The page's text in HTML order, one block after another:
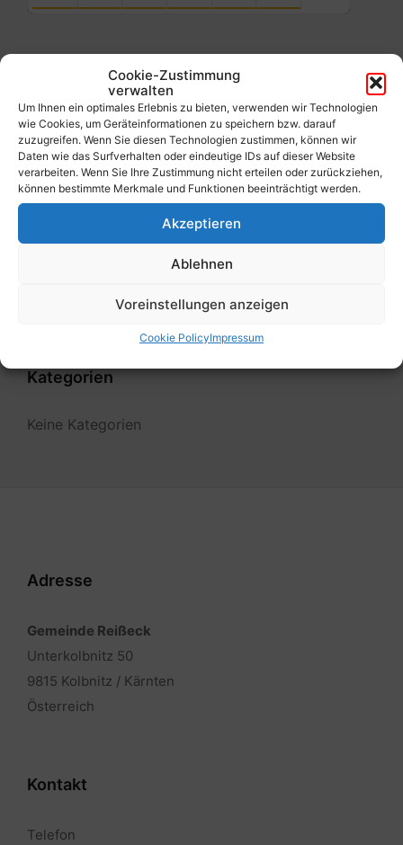
Cookie-Zustimmung
verwalten
Um Ihnen ein optimales Erlebnis zu bieten, verwenden wir Technologien
wie Cookies, um Geräteinformationen zu speichern bzw. darauf
zuzugreifen. Wenn Sie diesen Technologien zustimmen, können wir
Daten wie das Surfverhalten oder eindeutige IDs auf dieser Website
verarbeiten. Wenn Sie Ihre Zustimmung nicht erteilen oder zurückziehen,
können bestimmte Merkmale und Funktionen beeinträchtigt werden.
Akzeptieren
Ablehnen
Voreinstellungen anzeigen
Cookie PolicyImpressum
calendar
Filter
Von:
Kategorien
Keine Kategorien
Adresse
Gemeinde Reißeck
Unterkolbnitz 50
9815 Kolbnitz / Kärnten
Österreich
Kontakt
Telefon